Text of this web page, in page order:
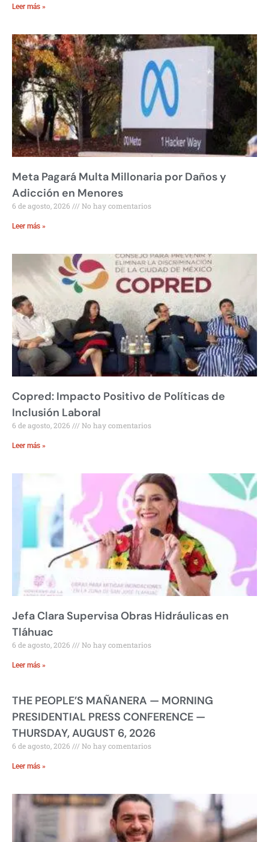
Leer más »
Meta Pagará Multa Millonaria por Daños y
Adicción en Menores
6 de agosto, 2026 No hay comentarios
Leer más »
Copred: Impacto Positivo de Políticas de
Inclusión Laboral
6 de agosto, 2026 No hay comentarios
Leer más »
Jefa Clara Supervisa Obras Hidráulicas en
Tláhuac
6 de agosto, 2026 No hay comentarios
Leer más »
THE PEOPLE’S MAÑANERA — MORNING
PRESIDENTIAL PRESS CONFERENCE —
THURSDAY, AUGUST 6, 2026
6 de agosto, 2026 No hay comentarios
Leer más »